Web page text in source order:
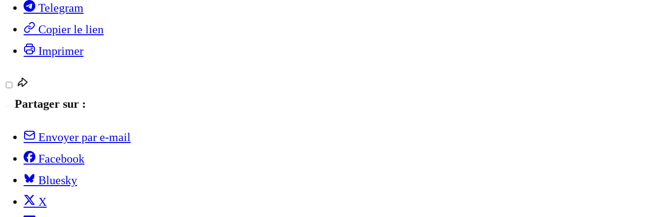
Telegram
Copier le lien
Imprimer
Partager sur :
Envoyer par e-mail
Facebook
Bluesky
X